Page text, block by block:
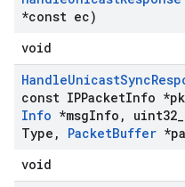
*const ec)
void
HandleUnicastSync
const IPPacketInfo
Info *msgInfo , uint32
Type , PacketBuffer
void